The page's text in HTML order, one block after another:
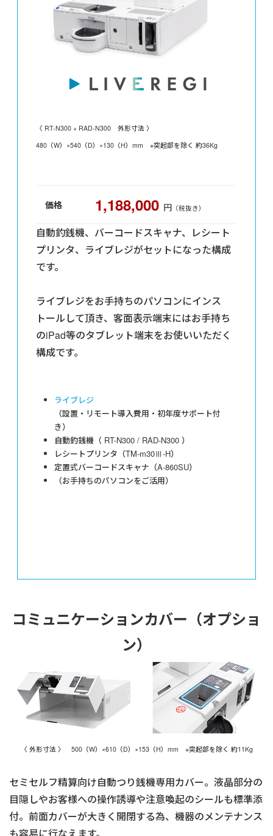
〈 RT-N300 + RAD-N300 外形寸法 〉
480（W）×540（D）×130（H）mm※突起部を除く 約36Kg
価格 1,188,000 円 （税抜き）
自動釣銭機、バーコードスキャナ、レシート
プリンタ、ライブレジがセットになった構成
です。
ライブレジをお手持ちのパソコンにインス
トールして頂き、客面表示端末にはお手持ち
のiPad等のタブレット端末をお使いいただく
構成です。
ライブレジ
（設置・リモート導入費用・初年度サポート付
き）
自動釣銭機（ RT-N300 / RAD-N300 ）
レシートプリンタ（TM-m30Ⅲ-H）
定置式バーコードスキャナ（A-860SU）
（お手持ちのパソコンをご活用）
コミュニケーションカバー（オプショ
ン）
〈 外形寸法 〉 500（W）×610（D）×153（H）mm ※突起部を除く 約11Kg
セミセルフ精算向け自動つり銭機専用カバー。液晶部分の
目隠しやお客様への操作誘導や注意喚起のシールも標準添
付。前面カバーが大きく開閉する為、機器のメンテナンス